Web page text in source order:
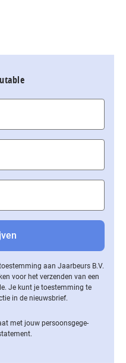
aan Jaarbeurs B.V.
voor het verzenden van een
Je kunt je toestemming te
in de nieuwsbrief.
met jouw per­soons­ge­ge­